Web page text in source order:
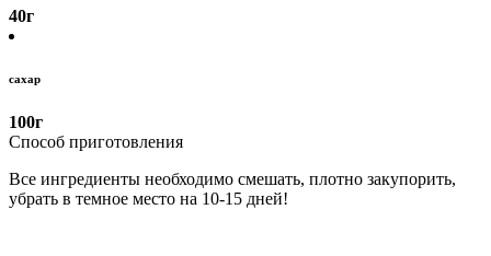
40г
сахар
100г
Способ приготовления
Все ингредиенты необходимо смешать, плотно закупорить,
убрать в темное место на 10-15 дней!